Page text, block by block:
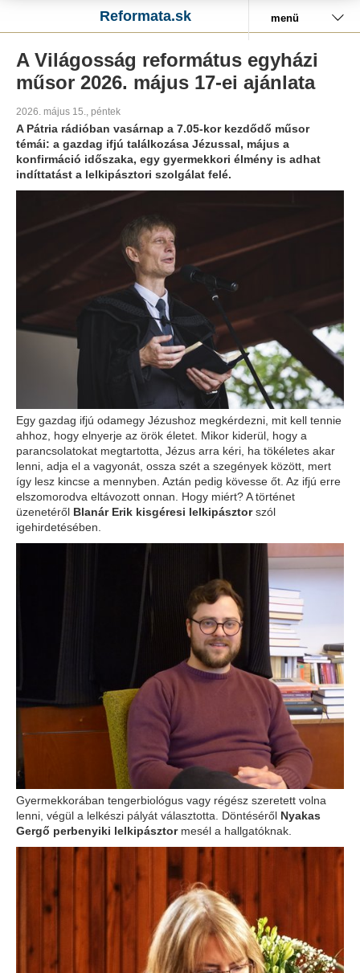
Reformata.sk menü
A Világosság református egyházi
műsor 2026. május 17-ei ajánlata
2026. május 15., péntek
A Pátria rádióban vasárnap a 7.05-kor kezdődő műsor
témái: a gazdag ifjú találkozása Jézussal, május a
konfirmáció időszaka, egy gyermekkori élmény is adhat
indíttatást a lelkipásztori szolgálat felé.
Egy gazdag ifjú odamegy Jézushoz megkérdezni, mit kell tennie
ahhoz, hogy elnyerje az örök életet. Mikor kiderül, hogy a
parancsolatokat megtartotta, Jézus arra kéri, ha tökéletes akar
lenni, adja el a vagyonát, ossza szét a szegények között, mert
így lesz kincse a mennyben. Aztán pedig kövesse őt. Az ifjú erre
elszomorodva eltávozott onnan. Hogy miért? A történet
üzenetéről Blanár Erik kisgéresi lelkipásztorszól
igehirdetésében.
Gyermekkorában tengerbiológus vagy régész szeretett volna
lenni, végül a lelkészi pályát választotta. Döntéséről Nyakas
Gergő perbenyiki lelkipásztormesél a hallgatóknak.